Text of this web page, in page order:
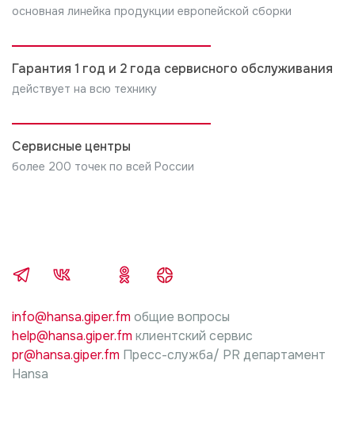
основная линейка продукции европейской сборки
Гарантия 1 год и 2 года сервисного обслуживания
действует на всю технику
Сервисные центры
более 200 точек по всей России
info@hansa.giper.fm общие вопросы
help@hansa.giper.fm клиентский сервис
pr@hansa.giper.fm Пресс-служба/ PR департамент
Hansa